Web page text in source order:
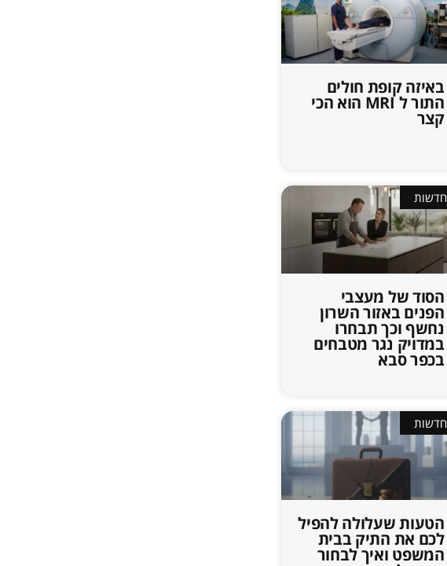
באיזה קופת חולים
התור ל MRI הוא הכי
קצר
חדשות
הסוד של מעצבי
הפנים באזור השרון
נחשף וכך תבחרו
במדויק נגר מטבחים
בכפר סבא
חדשות
הטעות שעלולה להפיל
לכם את התיק בבית
המשפט ואיך לבחור